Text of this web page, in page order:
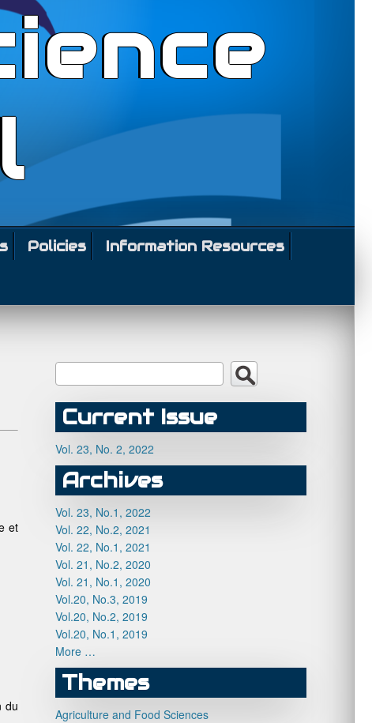
Policies
Information Resources
et
du
Current Issue
Vol. 23, No. 2, 2022
Archives
Vol. 23, No.1, 2022
Vol. 22, No.2, 2021
Vol. 22, No.1, 2021
Vol. 21, No.2, 2020
Vol. 21, No.1, 2020
Vol.20, No.3, 2019
Vol.20, No.2, 2019
Vol.20, No.1, 2019
More …
Themes
Agriculture and Food Sciences